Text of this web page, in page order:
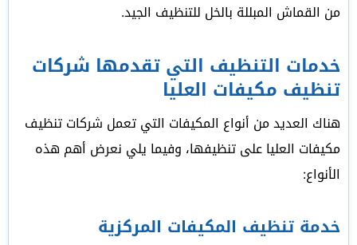
من القماش المبللة بالخل للتنظيف الجيد.
خدمات التنظيف التي تقدمها شركات
تنظيف مكيفات العليا
هناك العديد من أنواع المكيفات التي تعمل شركات تنظيف
مكيفات العليا على تنظيفها، وفيما يلي نعرض أهم هذه
الأنواع:
خدمة تنظيف المكيفات المركزية